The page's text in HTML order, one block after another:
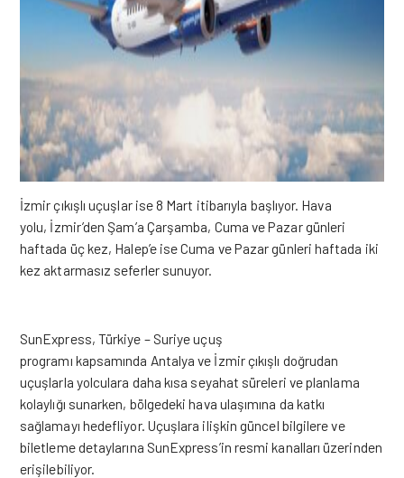
İzmir çıkışlı uçuşlar ise 8 Mart itibarıyla başlıyor. Hava
yolu, İzmir’den Şam’a Çarşamba, Cuma ve Pazar günleri
haftada üç kez, Halep’e ise Cuma ve Pazar günleri haftada iki
kez aktarmasız seferler sunuyor.
SunExpress, Türkiye – Suriyeuçuş
programı kapsamında Antalya ve İzmir çıkışlı doğrudan
uçuşlarla yolculara daha kısa seyahat süreleri ve planlama
kolaylığı sunarken, bölgedeki hava ulaşımına da katkı
sağlamayı hedefliyor. Uçuşlara ilişkin güncel bilgilere ve
biletleme detaylarına SunExpress’in resmi kanalları üzerinden
erişilebiliyor.